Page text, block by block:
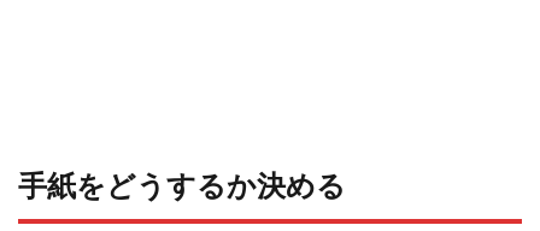
手紙をどうするか決める